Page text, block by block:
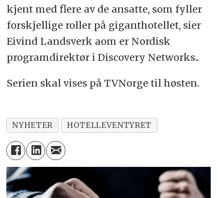
kjent med flere av de ansatte, som fyller
forskjellige roller på giganthotellet, sier
Eivind Landsverk aom er Nordisk
programdirektør i Discovery Networks..
Serien skal vises på TVNorge til høsten.
NYHETER HOTELLEVENTYRET